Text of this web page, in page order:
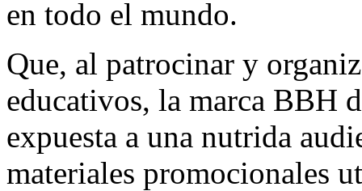
en todo el mundo.
Que, al patrocinar y
educativos, la marca BBH
expuesta a una nutrida
materiales promocionales